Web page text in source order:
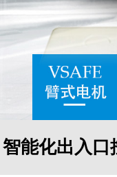
智能化出入口